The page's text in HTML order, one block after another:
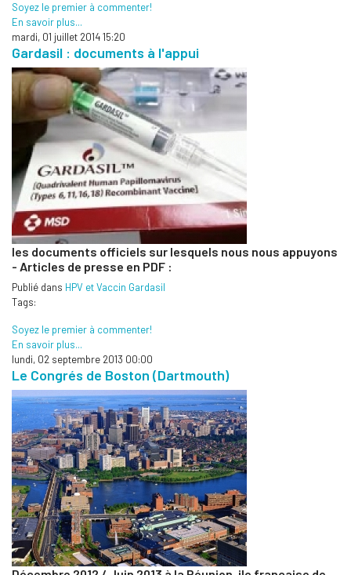
Soyez le premier à commenter!
En savoir plus...
mardi, 01 juillet 2014 15:20
Gardasil : documents à l'appui
les documents officiels sur lesquels nous nous appuyons
- Articles de presse en PDF :
Publié dans HPV et Vaccin Gardasil
Tags:
Soyez le premier à commenter!
En savoir plus...
lundi, 02 septembre 2013 00:00
Le Congrés de Boston (Dartmouth)